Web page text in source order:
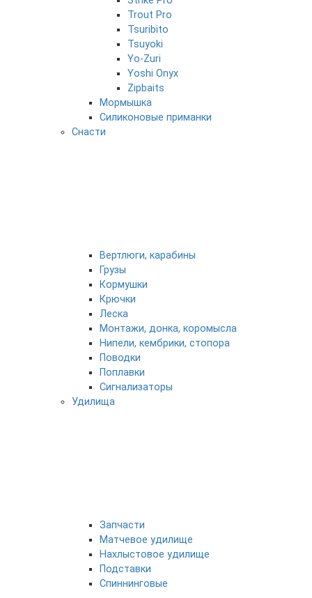
Trout Pro
Tsuribito
Tsuyoki
Yo-Zuri
Yoshi Onyx
Zipbaits
Мормышка
Силиконовые приманки
Снасти
Вертлюги, карабины
Грузы
Кормушки
Крючки
Леска
Монтажи, донка, коромысла
Нипели, кембрики, стопора
Поводки
Поплавки
Сигнализаторы
Удилища
Запчасти
Матчевое удилище
Нахлыстовое удилище
Подставки
Спиннинговые